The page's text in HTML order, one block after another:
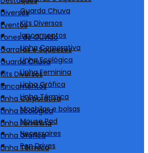
Guarda Chuva
Kits Diversos
lancamentos
Linha Corporativa
Linha Ecológica
Linha Feminina
Linha Gráfica
Linha Térmica
Mochilas e bolsas
Mouse Pad
Necessaires
Pen Drives
Diversos
Eventos
Fones de Ouvido
Garrafas e Squeezes
Guarda Chuva
Kits Diversos
lancamentos
Linha Corporativa
Linha Ecológica
Linha Feminina
Linha Gráfica
Linha Térmica